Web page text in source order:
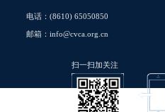
电话：(8610) 65050850
邮箱：info@cvca.org.cn
扫一扫加关注